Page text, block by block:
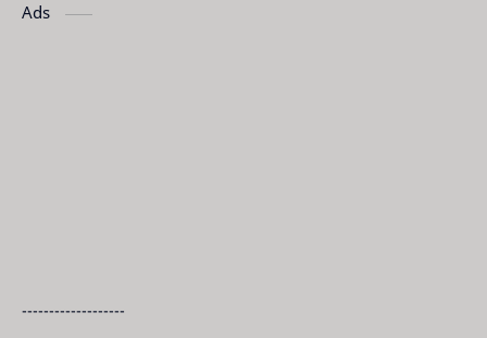
Ads
-------------------